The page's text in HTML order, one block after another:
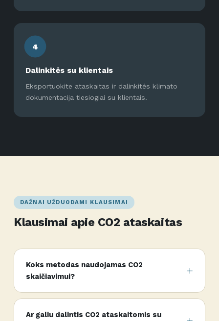
4
Dalinkitės su klientais
Eksportuokite ataskaitas ir dalinkitės klimato
dokumentacija tiesiogiai su klientais.
DAŽNAI UŽDUODAMI KLAUSIMAI
Klausimai apie CO2 ataskaitas
Koks metodas naudojamas CO2
skaičiavimui?
Ar galiu dalintis CO2 ataskaitomis su